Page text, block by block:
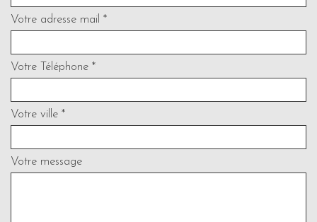
Votre adresse mail *
Votre Téléphone *
Votre ville *
Votre message